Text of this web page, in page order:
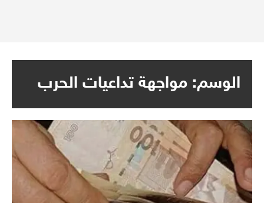
الوسم: مواجهة تداعيات الحرب